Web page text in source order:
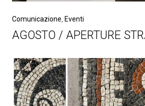
Comunicazione Eventi
AGOSTO / APERTURE